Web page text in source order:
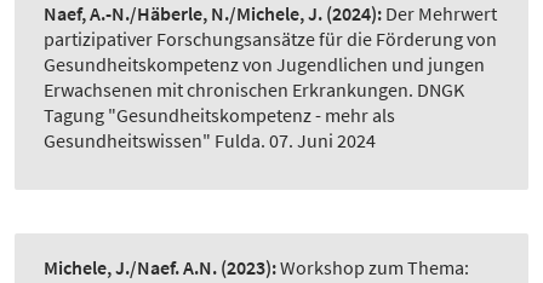
Naef, A.-N./Häberle, N./Michele, J. (2024): Der Mehrwert
partizipativer Forschungsansätze für die Förderung von
Gesundheitskompetenz von Jugendlichen und jungen
Erwachsenen mit chronischen Erkrankungen. DNGK
Tagung "Gesundheitskompetenz - mehr als
Gesundheitswissen" Fulda. 07. Juni 2024
Michele, J./Naef. A.N. (2023):Workshop zum Thema: